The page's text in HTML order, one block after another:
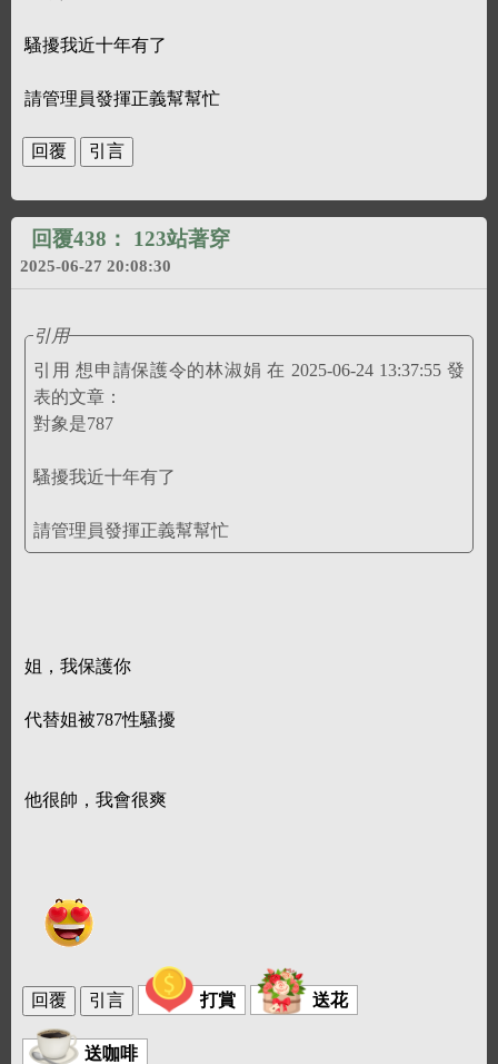
騷擾我近十年有了
請管理員發揮正義幫幫忙
回覆438： 123站著穿
2025-06-27 20:08:30
引用
引用 想申請保護令的林淑娟 在 2025-06-24 13:37:55 發
表的文章：
對象是787
騷擾我近十年有了
請管理員發揮正義幫幫忙
姐，我保護你
代替姐被787性騷擾
他很帥，我會很爽
打賞 送花
送咖啡